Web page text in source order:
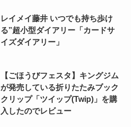
レイメイ藤井 いつでも持ち歩け
る”超小型ダイアリー「カードサ
イズダイアリー」
【ごほうびフェスタ】キングジム
が発売している折りたたみブック
クリップ「ツイップ(Twip)」を購
入したのでレビュー